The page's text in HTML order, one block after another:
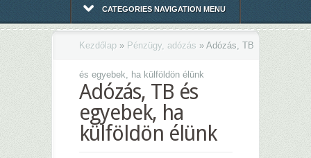
CATEGORIES NAVIGATION MENU
Kezdőlap » Pénzügy, adózás » Adózás, TB
és egyebek, ha külföldön élünk
Adózás, TB és
egyebek, ha
külföldön élünk